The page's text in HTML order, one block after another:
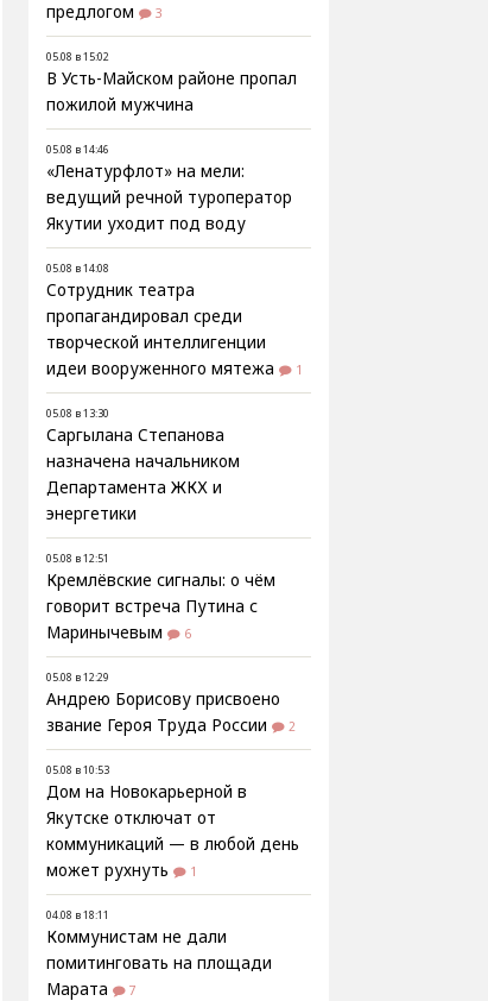
предлогом
3
05.08 в 15:02
В Усть-Майском районе пропал
пожилой мужчина
05.08 в 14:46
«Ленатурфлот» на мели:
ведущий речной туроператор
Якутии уходит под воду
05.08 в 14:08
Сотрудник театра
пропагандировал среди
творческой интеллигенции
идеи вооруженного мятежа
1
05.08 в 13:30
Саргылана Степанова
назначена начальником
Департамента ЖКХ и
энергетики
05.08 в 12:51
Кремлёвские сигналы: о чём
говорит встреча Путина с
Маринычевым
6
05.08 в 12:29
Андрею Борисову присвоено
звание Героя Труда России
2
05.08 в 10:53
Дом на Новокарьерной в
Якутске отключат от
коммуникаций — в любой день
может рухнуть
1
04.08 в 18:11
Коммунистам не дали
помитинговать на площади
Марата
7